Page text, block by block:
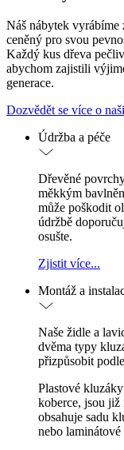
Náš nábytek vyrábíme
ceněný pro svou
Každý kus dřeva
abychom zajistili
generace.
Dozvědět se více o
Údržba a péče
Dřevěné
měkkým
může poškodit
údržbě
osušte.
Zjistit více...
Montáž a
Naše židle a
dvěma typy
přizpůsobit
Plastové
koberce, jsou
obsahuje sadu
nebo